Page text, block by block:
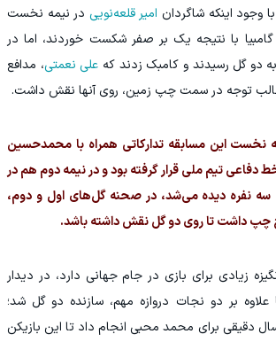
وجود اینکه شاگردان امیر قلعه‌نویی در نیمه نخست
گامبیا با نتیجه یک بر صفر شکست خوردند، اما در
دو گل رسیدند و کامبک زدند که علی نعمتی، مدافع
جالب توجه در سمت چپ زمین، روی آنها نقش داشت.
نخست این مسابقه تدارکاتی همراه با محمدحسین
دفاعی تیم ملی قرار گرفته بود و در نیمه دوم هم در
نفره دیده می‌شد، در صحنه گل‌های اول و دوم،
چپ داشت تا روی دو گل نقش داشته باشد.
زیادی برای بازی در جام جهانی دارد، در دیدار
علاوه بر دو نجات دروازه مهم، سازنده دو گل شد؛
در دقیقه 47 ارسال دقیقی برای محمد محبی انجام داد تا این بازیکن